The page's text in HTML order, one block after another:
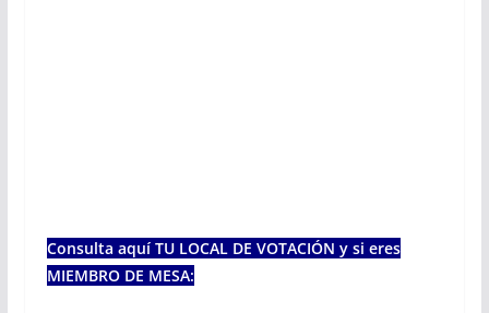
Consulta aquí TU LOCAL DE VOTACIÓN y si eres
MIEMBRO DE MESA: